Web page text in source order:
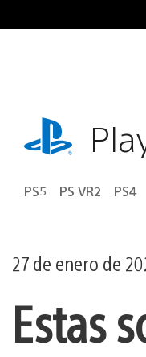
al
playstation.com
PS5 PS VR2 PS4
27 de enero de
Estas